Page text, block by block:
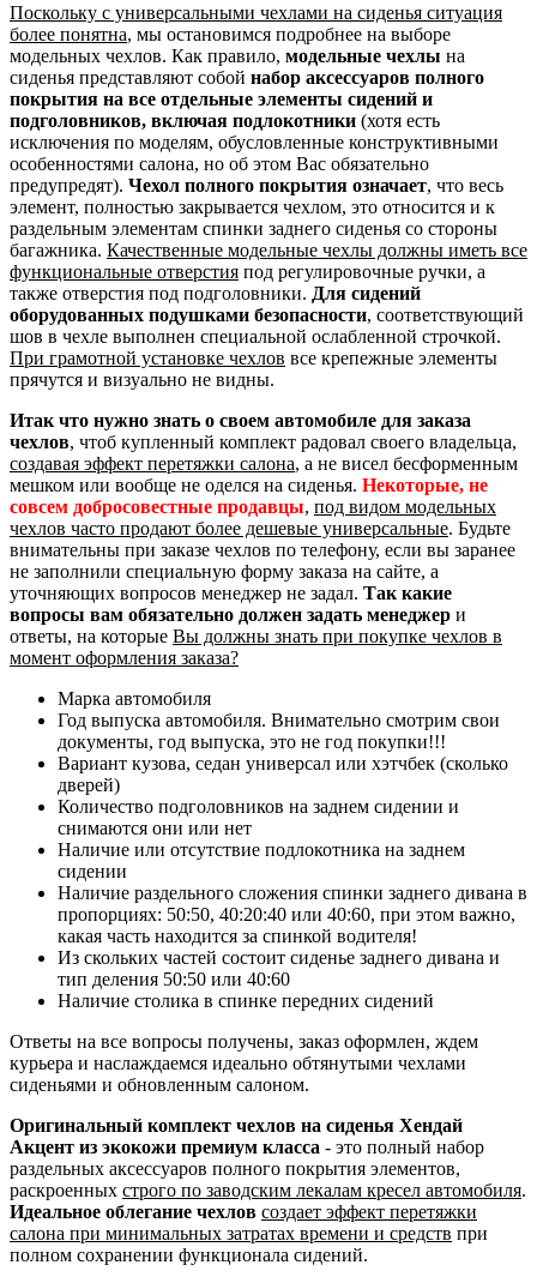
Поскольку с универсальными чехлами на сиденья ситуация
более понятна, мы остановимся подробнее на выборе
модельных чехлов. Как правило, модельные чехлы на
сиденья представляют собой набор аксессуаров полного
покрытия на все отдельные элементы сидений и
подголовников, включая подлокотники (хотя есть
исключения по моделям, обусловленные конструктивными
особенностями салона, но об этом Вас обязательно
предупредят). Чехол полного покрытия означает, что весь
элемент, полностью закрывается чехлом, это относится и к
раздельным элементам спинки заднего сиденья со стороны
багажника. Качественные модельные чехлы должны иметь все
функциональные отверстия под регулировочные ручки, а
также отверстия под подголовники. Для сидений
оборудованных подушками безопасности, соответствующий
шов в чехле выполнен специальной ослабленной строчкой.
При грамотной установке чехлов все крепежные элементы
прячутся и визуально не видны.
Итак что нужно знать о своем автомобиле для заказа
чехлов, чтоб купленный комплект радовал своего владельца,
создавая эффект перетяжки салона, а не висел бесформенным
мешком или вообще не оделся на сиденья. Некоторые, не
совсем добросовестные продавцы, под видом модельных
чехлов часто продают более дешевые универсальные. Будьте
внимательны при заказе чехлов по телефону, если вы заранее
не заполнили специальную форму заказа на сайте, а
уточняющих вопросов менеджер не задал. Так какие
вопросы вам обязательно должен задать менеджер и
ответы, на которые Вы должны знать при покупке чехлов в
момент оформления заказа?
Марка автомобиля
Год выпуска автомобиля. Внимательно смотрим свои
документы, год выпуска, это не год покупки!!!
Вариант кузова, седан универсал или хэтчбек (сколько
дверей)
Количество подголовников на заднем сидении и
снимаются они или нет
Наличие или отсутствие подлокотника на заднем
сидении
Наличие раздельного сложения спинки заднего дивана в
пропорциях: 50:50, 40:20:40 или 40:60, при этом важно,
какая часть находится за спинкой водителя!
Из скольких частей состоит сиденье заднего дивана и
тип деления 50:50 или 40:60
Наличие столика в спинке передних сидений
Ответы на все вопросы получены, заказ оформлен, ждем
курьера и наслаждаемся идеально обтянутыми чехлами
сиденьями и обновленным салоном.
Оригинальный комплект чехлов на сиденья Хендай
Акцент из экокожи премиум класса - это полный набор
раздельных аксессуаров полного покрытия элементов,
раскроенных строго по заводским лекалам кресел автомобиля.
Идеальное облегание чехлов создает эффект перетяжки
салона при минимальных затратах времени и средств при
полном сохранении функционала сидений.